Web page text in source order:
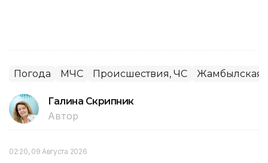
Погода МЧС Происшествия, ЧС Жамбылская
Галина Скрипник
Автор
02:20, 09 Августа 2026